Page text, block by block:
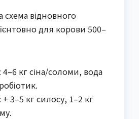
відновного
для корови 500–
кг сіна/соломи, вода
3–5 кг силосу, 1–2 кг